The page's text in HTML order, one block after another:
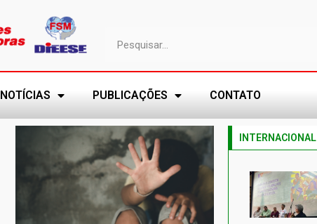
NOTÍCIAS PUBLICAÇÕES CONTATO
INTERNACIONAL